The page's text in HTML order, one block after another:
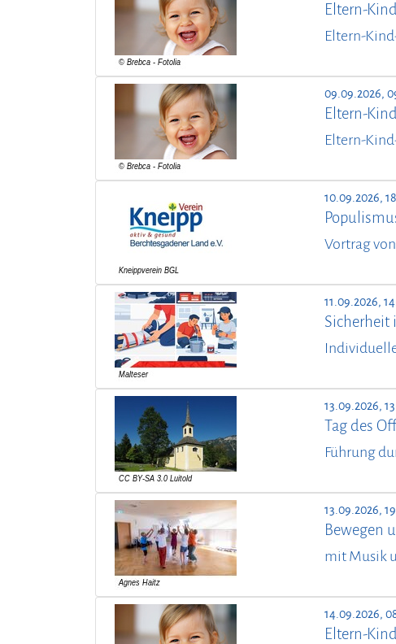
Eltern-
Eltern-
09.09.2026,
Eltern-
Eltern-
10.09.2026,
Vortrag
11.09.2026,
Sicherheit
13.09.2026,
Tag des
Führung
13.09.2026,
Bewegen
mit Musik
14.09.2026,
Eltern-